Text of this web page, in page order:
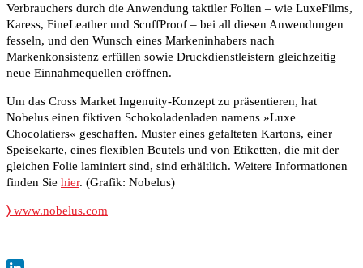
Verbrauchers durch die Anwendung taktiler Folien – wie LuxeFilms,
Karess, FineLeather und ScuffProof – bei all diesen Anwendungen
fesseln, und den Wunsch eines Markeninhabers nach
Markenkonsistenz erfüllen sowie Druckdienstleistern gleichzeitig
neue Einnahmequellen eröffnen.
Um das Cross Market Ingenuity-Konzept zu präsentieren, hat
Nobelus einen fiktiven Schokoladenladen namens »Luxe
Chocolatiers« geschaffen. Muster eines gefalteten Kartons, einer
Speisekarte, eines flexiblen Beutels und von Etiketten, die mit der
gleichen Folie laminiert sind, sind erhältlich. Weitere Informationen
finden Sie hier. (Grafik: Nobelus)
〉 www.nobelus.com